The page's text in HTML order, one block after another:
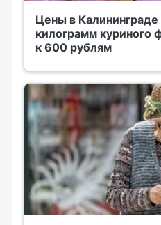
Цены в Калининграде
килограмм куриного
к 600 рублям